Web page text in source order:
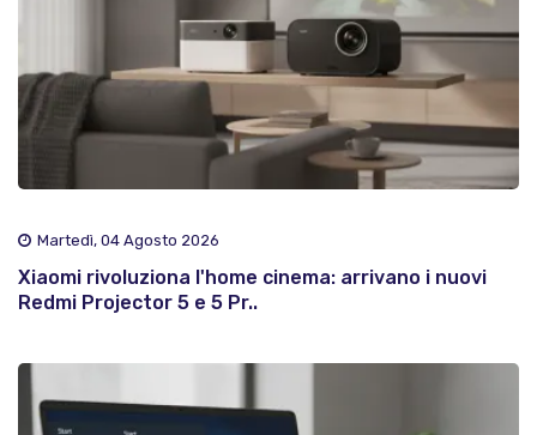
Martedì, 04 Agosto 2026
Xiaomi rivoluziona l'home cinema: arrivano i nuovi
Redmi Projector 5 e 5 Pr..